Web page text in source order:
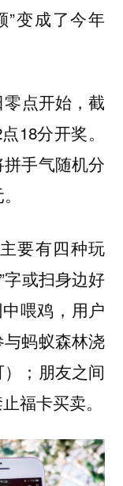
”变成了今年
点开始，截
18分开奖。
手气随机分
要有四种玩
字或扫身边好
喂鸡，用户
蚂蚁森林浇
；朋友之间
福卡买卖。